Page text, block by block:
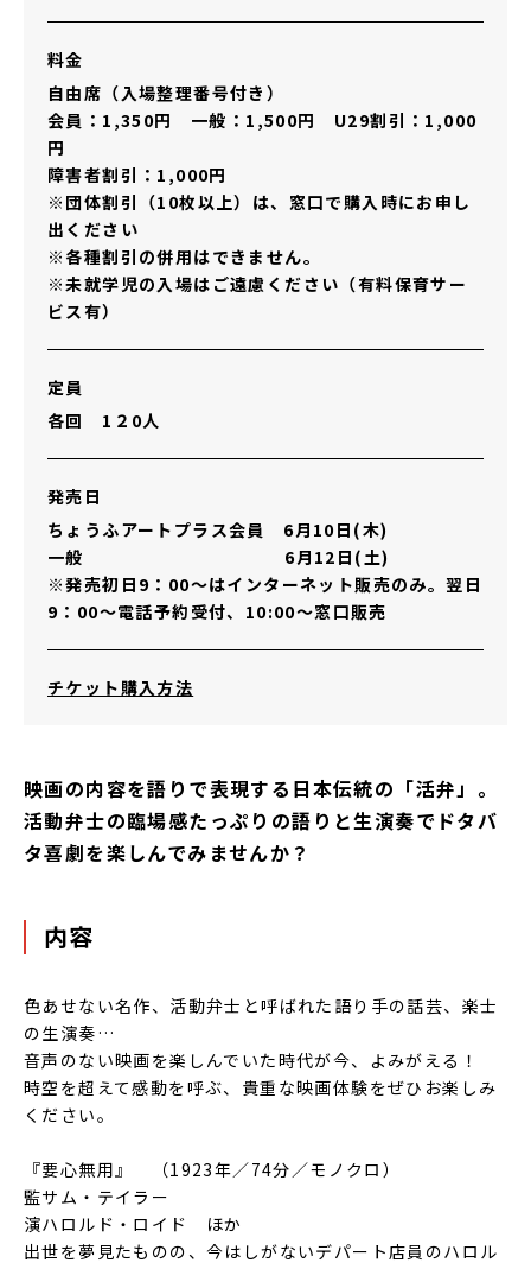
料金
自由席（入場整理番号付き）
会員：1,350円 一般：1,500円 U29割引：1,000
円
障害者割引：1,000円
※団体割引（10枚以上）は、窓口で購入時にお申し
出ください
※各種割引の併用はできません。
※未就学児の入場はご遠慮ください（有料保育サー
ビス有）
定員
各回 1２0人
発売日
ちょうふアートプラス会員 6月10日(木)
一般 6月12日(土)
※発売初日9：00～はインターネット販売のみ。翌日
9：00～電話予約受付、10:00～窓口販売
その他リンク
チケット購入方法
映画の内容を語りで表現する日本伝統の「活弁」。
活動弁士の臨場感たっぷりの語りと生演奏でドタバ
タ喜劇を楽しんでみませんか？
内容
色あせない名作、活動弁士と呼ばれた語り手の話芸、楽士
の生演奏…
音声のない映画を楽しんでいた時代が今、よみがえる！
時空を超えて感動を呼ぶ、貴重な映画体験をぜひお楽しみ
ください。
『要心無用』 （1923年／74分／モノクロ）
監サム・テイラー
演ハロルド・ロイド ほか
出世を夢見たものの、今はしがないデパート店員のハロル